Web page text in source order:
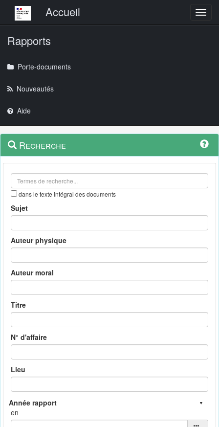
Menu principalAccueil
Rapports
Porte-documents
Nouveautés
Aide
Navigation
outils
Menu
contextuel
Recherche
dans le texte intégral des documents
Sujet
Auteur physique
Auteur moral
Titre
N° d'affaire
Lieu
en